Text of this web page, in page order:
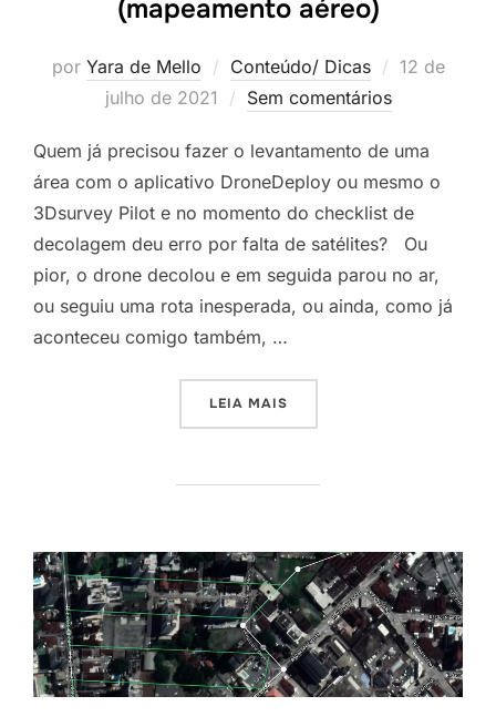
(mapeamento aéreo)
por Yara de Mello Conteúdo/ Dicas
12 de
julho de 2021
Sem comentários
Quem já precisou fazer o levantamento de uma
área com o aplicativo DroneDeploy ou mesmo o
3Dsurvey Pilot e no momento do checklist de
decolagem deu erro por falta de satélites? Ou
pior, o drone decolou e em seguida parou no ar,
ou seguiu uma rota inesperada, ou ainda, como já
aconteceu comigo também, …
LEIA MAIS